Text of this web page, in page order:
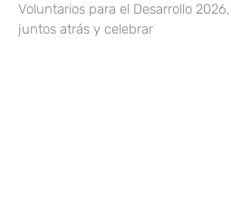
Voluntarios para el Desarrollo
juntos atrás y celebrar